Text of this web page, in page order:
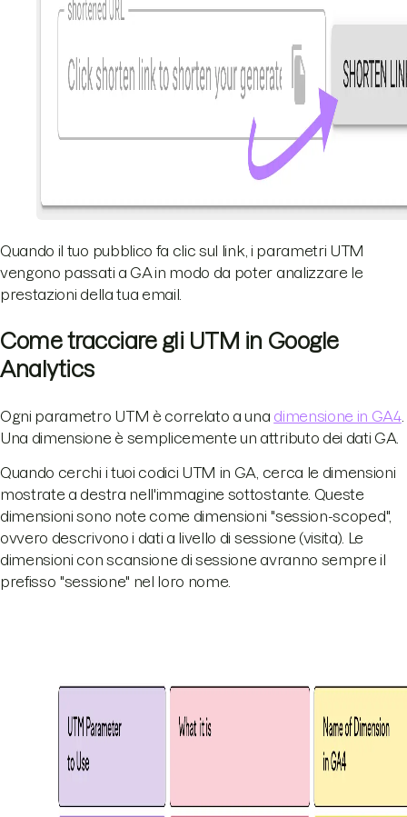
Quando il tuo pubblico fa clic sul link, i parametri UTM
vengono passati a GA in modo da poter analizzare le
prestazioni della tua email.
Come tracciare gli UTM in Google
Analytics
Ogni parametro UTM è correlato a una dimensione in GA4.
Una dimensione è semplicemente un attributo dei dati GA.
Quando cerchi i tuoi codici UTM in GA, cerca le dimensioni
mostrate a destra nell'immagine sottostante. Queste
dimensioni sono note come dimensioni "session-scoped",
ovvero descrivono i dati a livello di sessione (visita). Le
dimensioni con scansione di sessione avranno sempre il
prefisso "sessione" nel loro nome.